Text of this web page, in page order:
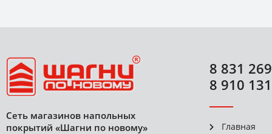
Сеть магазинов напольных
покрытий «Шагни по новому»
8 831
8 910
Главная